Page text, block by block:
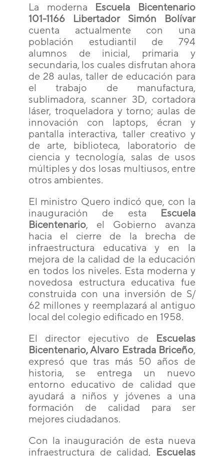
La moderna Escuela Bicentenario
101-1166 Libertador Simón Bolívar
cuenta actualmente con una
población estudiantil de 794
alumnos de inicial, primaria y
secundaria, los cuales disfrutan ahora
de 28 aulas, taller de educación para
el trabajo de manufactura,
sublimadora, scanner 3D, cortadora
láser, troqueladora y torno; aulas de
innovación con laptops, écran y
pantalla interactiva, taller creativo y
de arte, biblioteca, laboratorio de
ciencia y tecnología, salas de usos
múltiples y dos losas multiusos, entre
otros ambientes.
El ministro Quero indicó que, con la
inauguración de esta Escuela
Bicentenario, el Gobierno avanza
hacia el cierre de la brecha de
infraestructura educativa y en la
mejora de la calidad de la educación
en todos los niveles. Esta moderna y
novedosa estructura educativa fue
construida con una inversión de S/
62 millones y reemplazará al antiguo
local del colegio edificado en 1958.
El director ejecutivo de Escuelas
Bicentenario, Alvaro Estrada Briceño,
expresó que tras más 50 años de
historia, se entrega un nuevo
entorno educativo de calidad que
ayudará a niños y jóvenes a una
formación de calidad para ser
mejores ciudadanos.
Con la inauguración de esta nueva
infraestructura de calidad, Escuelas